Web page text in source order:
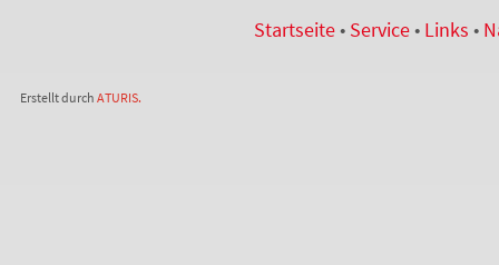
Startseite• Service• Links •
Erstellt durch ATURIS.